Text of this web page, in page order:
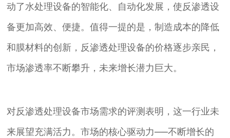
动了水处理设备的智能化、自动化发展，使反渗透设
备更加高效、便捷。值得一提的是，制造成本的降低
和膜材料的创新，反渗透处理设备的价格逐步亲民，
市场渗透率不断攀升，未来增长潜力巨大。
对反渗透处理设备市场需求的评测表明，这一行业未
来展望充满活力。市场的核心驱动力——不断增长的